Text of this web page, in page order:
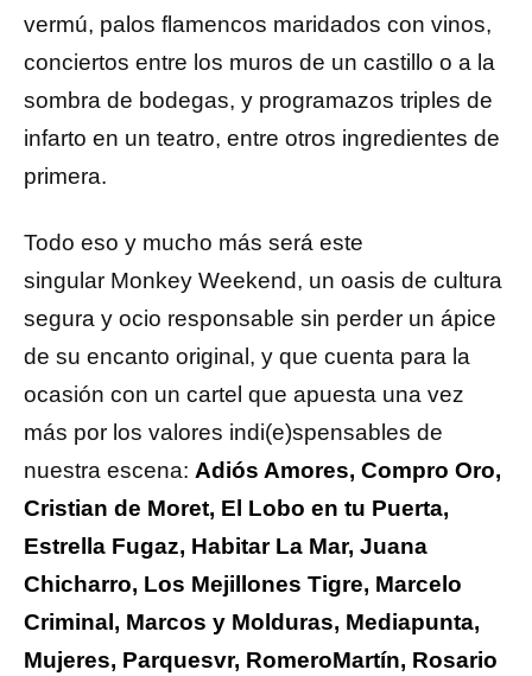
vermú, palos flamencos maridados con vinos,
conciertos entre los muros de un castillo o a la
sombra de bodegas, y programazos triples de
infarto en un teatro, entre otros ingredientes de
primera.
Todo eso y mucho más será este
singular Monkey Weekend, un oasis de cultura
segura y ocio responsable sin perder un ápice
de su encanto original, y que cuenta para la
ocasión con un cartel que apuesta una vez
más por los valores indi(e)spensables de
nuestra escena: Adiós Amores, Compro Oro,
Cristian de Moret, El Lobo en tu Puerta,
Estrella Fugaz, Habitar La Mar, Juana
Chicharro, Los Mejillones Tigre, Marcelo
Criminal, Marcos y Molduras, Mediapunta,
Mujeres, Parquesvr, RomeroMartín, Rosario